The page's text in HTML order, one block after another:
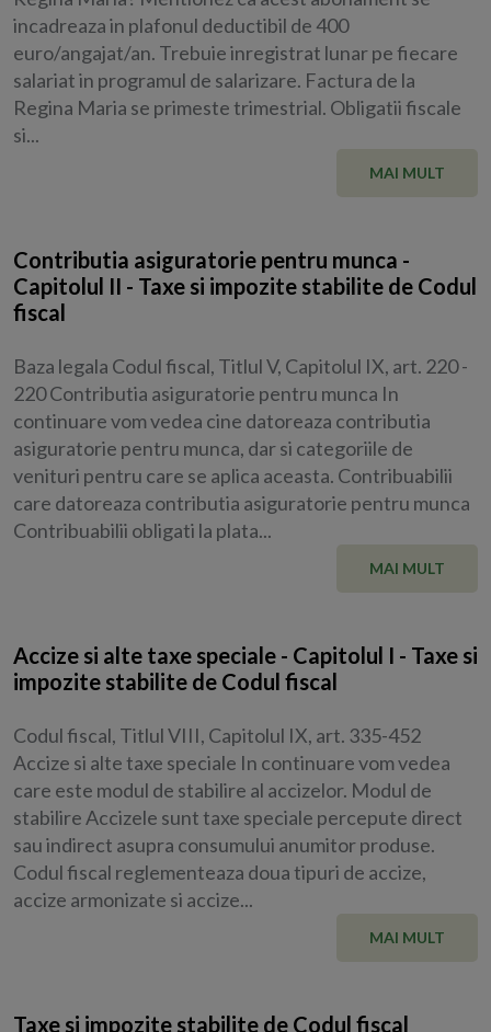
incadreaza in plafonul deductibil de 400
euro/angajat/an. Trebuie inregistrat lunar pe fiecare
salariat in programul de salarizare. Factura de la
Regina Maria se primeste trimestrial. Obligatii fiscale
si...
MAI MULT
Contributia asiguratorie pentru munca -
Capitolul II - Taxe si impozite stabilite de Codul
fiscal
Baza legala Codul fiscal, Titlul V, Capitolul IX, art. 220 -
220 Contributia asiguratorie pentru munca In
continuare vom vedea cine datoreaza contributia
asiguratorie pentru munca, dar si categoriile de
venituri pentru care se aplica aceasta. Contribuabilii
care datoreaza contributia asiguratorie pentru munca
Contribuabilii obligati la plata...
MAI MULT
Accize si alte taxe speciale - Capitolul I - Taxe si
impozite stabilite de Codul fiscal
Codul fiscal, Titlul VIII, Capitolul IX, art. 335-452
Accize si alte taxe speciale In continuare vom vedea
care este modul de stabilire al accizelor. Modul de
stabilire Accizele sunt taxe speciale percepute direct
sau indirect asupra consumului anumitor produse.
Codul fiscal reglementeaza doua tipuri de accize,
accize armonizate si accize...
MAI MULT
Taxe si impozite stabilite de Codul fiscal